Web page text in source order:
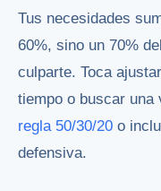
Tus necesidades
60%, sino un 70%
culparte. Toca
tiempo o buscar
regla 50/30/20 o
defensiva.